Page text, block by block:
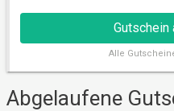
AKTION
Gutschein
Alle
Abgelaufene